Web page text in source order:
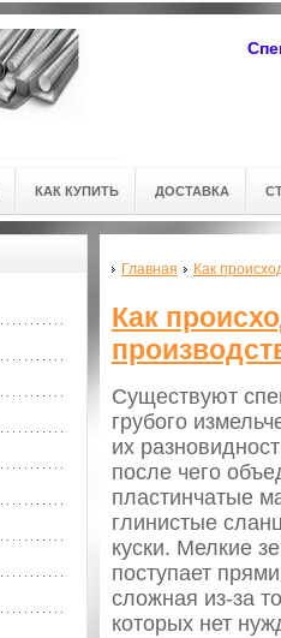
КАК КУПИТЬ ДОСТАВКА
Главная Как
Как
Существуют
грубого
их
после чего
пластинчатые
глинистые
куски. Мелкие
поступает
сложная из-за
которых нет